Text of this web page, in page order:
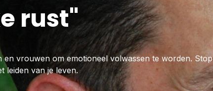
rust"
en vrouwen om emotioneel volwassen te worden.
leiden van je leven.